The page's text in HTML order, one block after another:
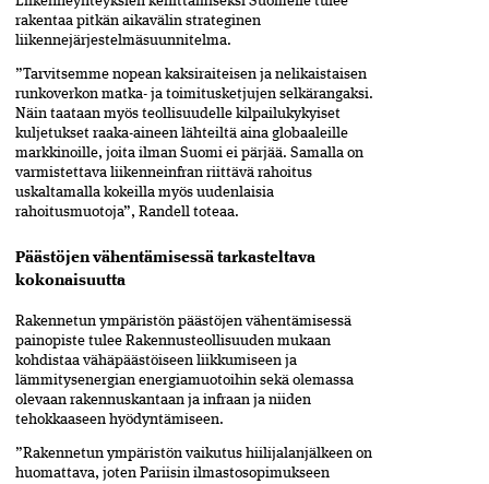
rakentaa pitkän aikavälin strateginen
liikennejärjestelmäsuunnitelma.
”Tarvitsemme nopean kaksiraiteisen ja nelikaistaisen
runkoverkon matka- ja toimitusketjujen selkärangaksi.
Näin taataan myös teollisuudelle kilpailukykyiset
kuljetukset raaka-aineen lähteiltä aina globaaleille
markkinoille, joita ilman Suomi ei pärjää. Samalla on
varmistettava liikenneinfran riittävä rahoitus
uskaltamalla kokeilla myös uudenlaisia
rahoitusmuotoja”, Randell toteaa.
Päästöjen vähentämisessä tarkasteltava
kokonaisuutta
Rakennetun ympäristön päästöjen vähentämisessä
painopiste tulee Rakennusteollisuuden mukaan
kohdistaa vähäpäästöiseen liikkumiseen ja
lämmitysenergian energiamuotoihin sekä olemassa
olevaan rakennuskantaan ja infraan ja niiden
tehokkaaseen hyödyntämiseen.
”Rakennetun ympäristön vaikutus hiilijalanjälkeen on
huomattava, joten Pariisin ilmastosopimukseen